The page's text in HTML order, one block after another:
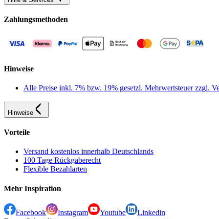
Zahlungsmethoden
Hinweise
Alle Preise inkl. 7% bzw. 19% gesetzl. Mehrwertsteuer zzgl.
Hinweise
Vorteile
Versand kostenlos innerhalb Deutschlands
100 Tage Rückgaberecht
Flexible Bezahlarten
Mehr Inspiration
Facebook Instagram Youtube
Linkedin